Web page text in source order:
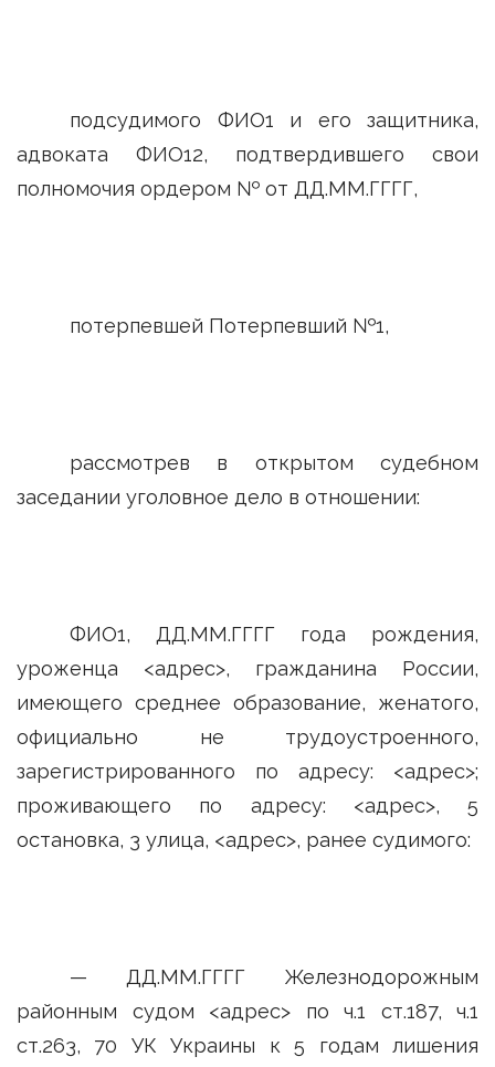
подсудимого ФИО1 и его защитника,
адвоката ФИО12, подтвердившего свои
полномочия ордером № от ДД.ММ.ГГГГ,
потерпевшей Потерпевший №1,
рассмотрев в открытом судебном
заседании уголовное дело в отношении:
ФИО1, ДД.ММ.ГГГГ года рождения,
уроженца <адрес>, гражданина России,
имеющего среднее образование, женатого,
официально не трудоустроенного,
зарегистрированного по адресу: <адрес>;
проживающего по адресу: <адрес>, 5
остановка, 3 улица, <адрес>, ранее судимого:
— ДД.ММ.ГГГГ Железнодорожным
районным судом <адрес> по ч.1 ст.187, ч.1
ст.263, 70 УК Украины к 5 годам лишения